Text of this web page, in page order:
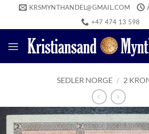
content
KRSMYNTHANDEL@GMAIL.COM
+47 474 13 598
SEDLER NORGE / 2